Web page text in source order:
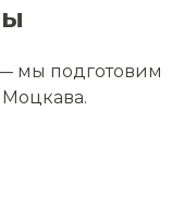
мы подготовим